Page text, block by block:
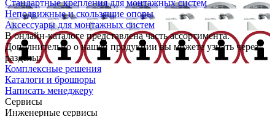
Стандартные крепления для монтажных систем
Неподвижные и скользящие опоры
Аксессуары для монтажных систем
В онлайн-каталоге представлена часть ассортимента.
Дополнительно о нашей продукции вы можете узнать через
разделы:
Комплексные решения
Каталоги и брошюры
Написать менеджеру
Сервисы
Инженерные сервисы